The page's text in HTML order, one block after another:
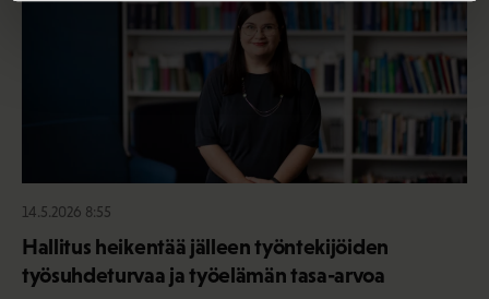
14.5.2026 8:55
Hallitus heikentää jälleen työntekijöiden
työsuhdeturvaa ja työelämän tasa-arvoa